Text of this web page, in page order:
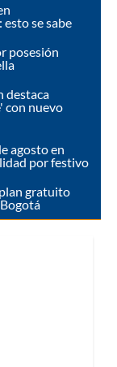
se sabe
posesión
destaca
con nuevo
agosto en
por festivo
gratuito